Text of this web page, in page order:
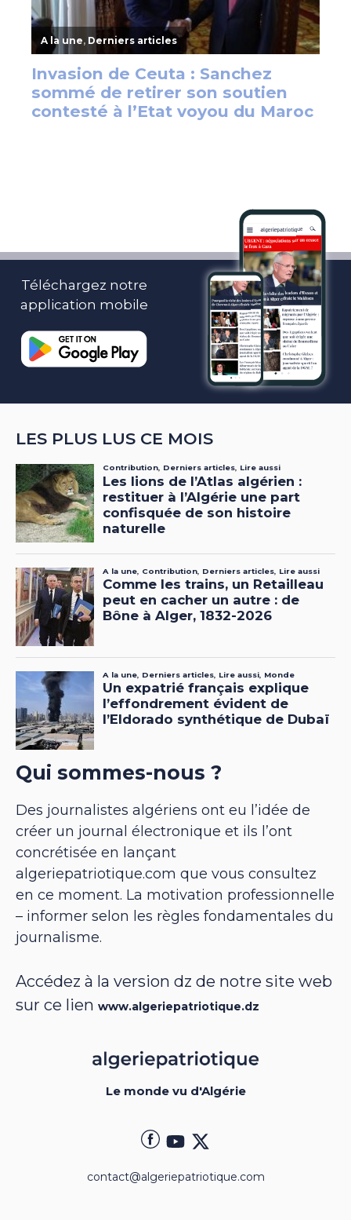
Téléchargez notre
application mobile
LES PLUS LUS CE MOIS
Qui sommes-nous ?
Des journalistes algériens ont eu l’idée de
créer un journal électronique et ils l’ont
concrétisée en lançant
algeriepatriotique.com que vous consultez
en ce moment. La motivation professionnelle
– informer selon les règles fondamentales du
journalisme.
Accédez à la version dz de notre site web
sur ce lien www.algeriepatriotique.dz
Le monde vu d'Algérie
contact@algeriepatriotique.com